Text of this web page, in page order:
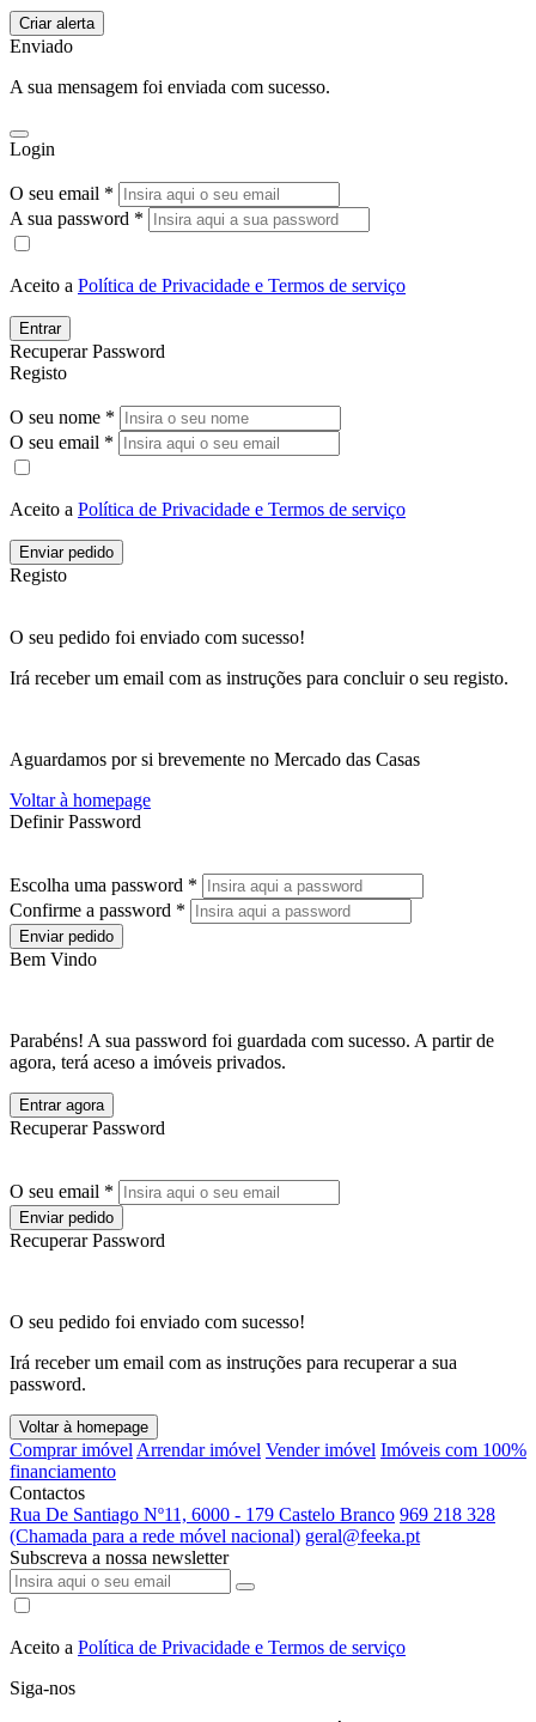
Enviado
A sua mensagem foi enviada com sucesso.
Login
O seu email *
A sua password *
Aceito a Política de Privacidade e Termos de serviço
Entrar
Recuperar Password
Registo
O seu nome *
O seu email *
Aceito a Política de Privacidade e Termos de serviço
Enviar pedido
Registo
O seu pedido foi enviado com sucesso!
Irá receber um email com as instruções para concluir o seu registo.
Aguardamos por si brevemente no Mercado das Casas
Voltar à homepage
Definir Password
Escolha uma password *
Confirme a password *
Enviar pedido
Bem Vindo
Parabéns! A sua password foi guardada com sucesso. A partir de
agora, terá aceso a imóveis privados.
Entrar agora
Recuperar Password
O seu email *
Enviar pedido
Recuperar Password
O seu pedido foi enviado com sucesso!
Irá receber um email com as instruções para recuperar a sua
password.
Voltar à homepage
Comprar imóvel Arrendar imóvel Vender imóvel Imóveis com 100%
financiamento
Contactos
Rua De Santiago Nº11, 6000 - 179 Castelo Branco 969 218 328
(Chamada para a rede móvel nacional) geral@feeka.pt
Subscreva a nossa newsletter
Aceito a Política de Privacidade e Termos de serviço
Siga-nos